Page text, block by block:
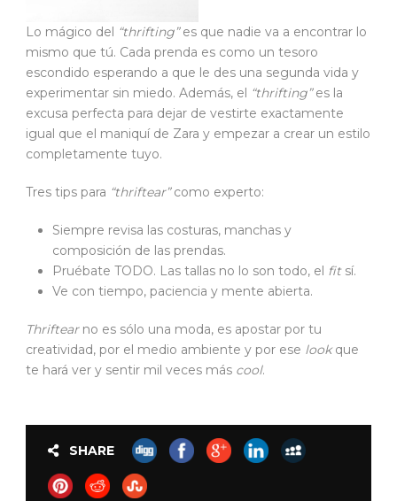
Lo mágico del “thrifting”es que nadie va a encontrar lo
mismo que tú. Cada prenda es como un tesoro
escondido esperando a que le des una segunda vida y
experimentar sin miedo. Además, el “thrifting”es la
excusa perfecta para dejar de vestirte exactamente
igual que el maniquí de Zara y empezar a crear un estilo
completamente tuyo.
Tres tips para “thriftear”como experto:
Siempre revisa las costuras, manchas y
composición de las prendas.
Pruébate TODO. Las tallas no lo son todo, el fitsí.
Ve con tiempo, paciencia y mente abierta.
Thriftearno es sólo una moda, es apostar por tu
creatividad, por el medio ambiente y por ese lookque
te hará ver y sentir mil veces más cool.
SHARE